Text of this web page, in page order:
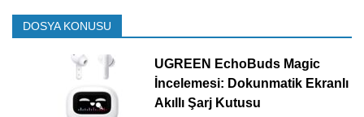
DOSYA KONUSU
UGREEN EchoBuds Magic
İncelemesi: Dokunmatik Ekranlı
Akıllı Şarj Kutusu